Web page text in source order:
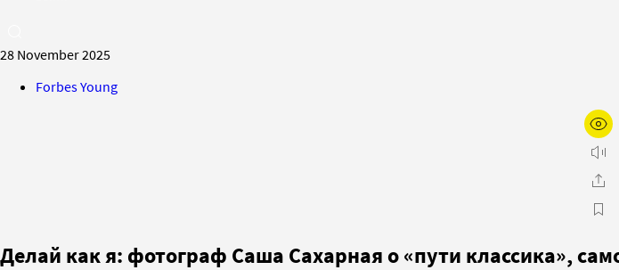
28 November 2025
Forbes Young
Делай как я: фотограф Саша Сахарная о «пути классика»,